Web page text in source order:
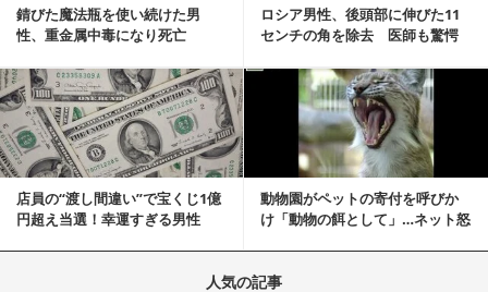
錆びた魔法瓶を使い続けた男
性、重金属中毒になり死亡
ロシア男性、後頭部に伸びた11
センチの角を除去 医師も驚愕
店員の“渡し間違い”で宝くじ1億
円超え当選！幸運すぎる男性
動物園がペットの寄付を呼びか
け「動物の餌として」…ネット怒
記事を読む
人気の記事